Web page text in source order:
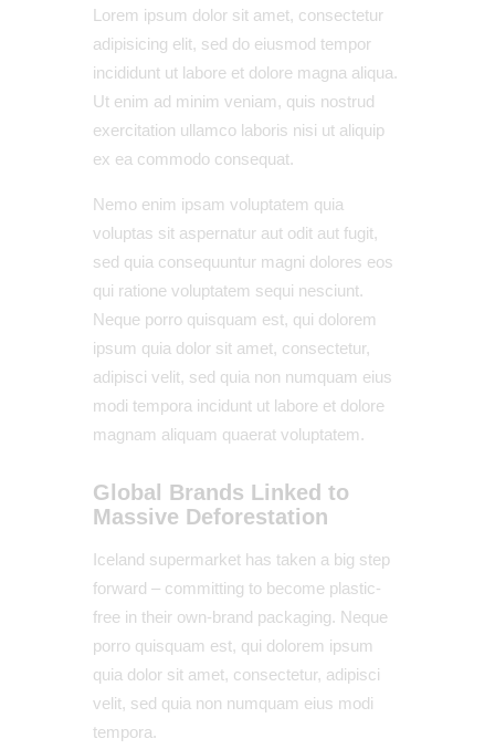
Lorem ipsum dolor sit amet, consectetur
adipisicing elit, sed do eiusmod tempor
incididunt ut labore et dolore magna aliqua.
Ut enim ad minim veniam, quis nostrud
exercitation ullamco laboris nisi ut aliquip
ex ea commodo consequat.
Nemo enim ipsam voluptatem quia
voluptas sit aspernatur aut odit aut fugit,
sed quia consequuntur magni dolores eos
qui ratione voluptatem sequi nesciunt.
Neque porro quisquam est, qui dolorem
ipsum quia dolor sit amet, consectetur,
adipisci velit, sed quia non numquam eius
modi tempora incidunt ut labore et dolore
magnam aliquam quaerat voluptatem.
Global Brands Linked to
Massive Deforestation
Iceland supermarket has taken a big step
forward – committing to become plastic-
free in their own-brand packaging. Neque
porro quisquam est, qui dolorem ipsum
quia dolor sit amet, consectetur, adipisci
velit, sed quia non numquam eius modi
tempora.